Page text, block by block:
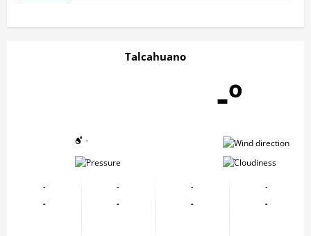
Talcahuano
-º
-
-
-
-
-
-
-
-
-
-
-
-